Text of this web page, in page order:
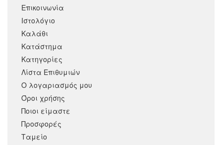
Επικοινωνία
Ιστολόγιο
Καλάθι
Κατάστημα
Κατηγορίες
Λίστα Επιθυμιών
Ο λογαριασμός μου
Όροι χρήσης
Ποιοι είμαστε
Προσφορές
Ταμείο